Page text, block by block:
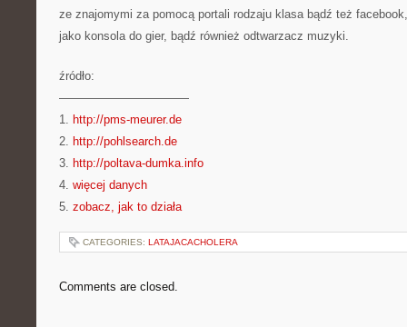
ze znajomymi za pomocą portali rodzaju klasa bądź też
jako konsola do gier, bądź również odtwarzacz muzyki.
źródło:
———————————
1. http://pms-meurer.de
2. http://pohlsearch.de
3. http://poltava-dumka.info
4. więcej danych
5. zobacz, jak to działa
CATEGORIES: LATAJACACHOLERA
Comments are closed.